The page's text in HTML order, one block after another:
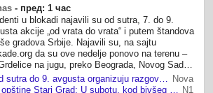
- пред: 1 час
u blokadi najavili su od sutra, 7. do 9.
akcije „od vrata do vrata“ i putem štandova
gradova Srbije. Najavili su, na sajtu
da su ove nedelje ponovo na terenu –
na jugu, preko Beograda, Novog Sada i
Pazove, do Loznice i Raške.
Nova
N1